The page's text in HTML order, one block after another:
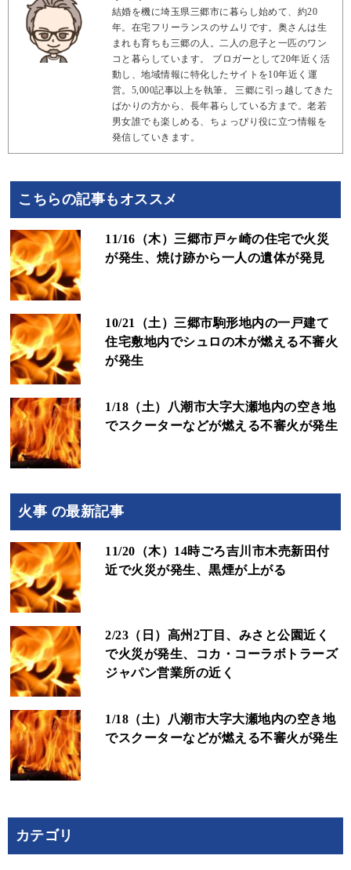
結婚を機に埼玉県三郷市に暮らし始めて、約20
年。在宅フリーランスのサムリです。奥さんは生
まれも育ちも三郷の人。二人の息子と一匹のワン
コと暮らしています。 ブロガーとして20年近く活
動し、地域情報に特化したサイトを10年近く運
営。5,000記事以上を執筆。 三郷に引っ越してきた
ばかりの方から、長年暮らしている方まで。老若
男女誰でも楽しめる、ちょっぴり役に立つ情報を
発信していきます。
こちらの記事もオススメ
11/16（木）三郷市戸ヶ崎の住宅で火災
が発生、焼け跡から一人の遺体が発見
10/21（土）三郷市駒形地内の一戸建て
住宅敷地内でシュロの木が燃える不審火
が発生
1/18（土）八潮市大字大瀬地内の空き地
でスクーターなどが燃える不審火が発生
火事 の最新記事
11/20（木）14時ごろ吉川市木売新田付
近で火災が発生、黒煙が上がる
2/23（日）高州2丁目、みさと公園近く
で火災が発生、コカ・コーラボトラーズ
ジャパン営業所の近く
1/18（土）八潮市大字大瀬地内の空き地
でスクーターなどが燃える不審火が発生
カテゴリ